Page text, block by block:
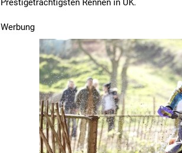
Prestigeträchtigsten Rennen in UK.
Werbung